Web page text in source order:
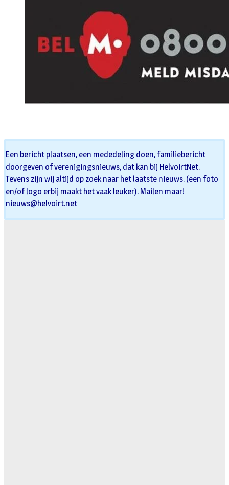
Een bericht plaatsen, een mededeling doen, familiebericht
doorgeven of verenigingsnieuws, dat kan bij HelvoirtNet.
Tevens zijn wij altijd op zoek naar het laatste nieuws. (een foto
en/of logo erbij maakt het vaak leuker). Mailen maar!
nieuws@helvoirt.net